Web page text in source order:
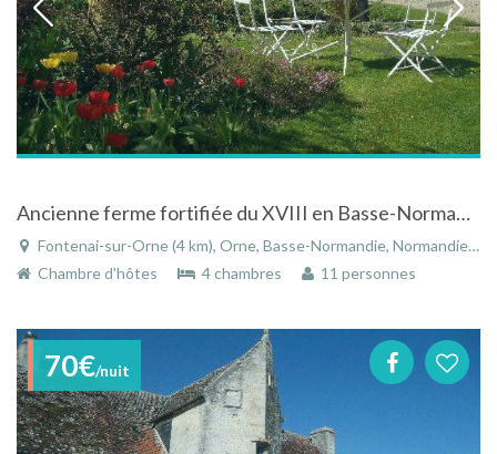
Ancienne ferme fortifiée du XVIII en Basse-Normandie nichée dans un parc arboré et fleuri
Fontenai-sur-Orne (4 km), Orne, Basse-Normandie, Normandie, France
Chambre d'hôtes
4 chambres 11 personnes
70€/nuit